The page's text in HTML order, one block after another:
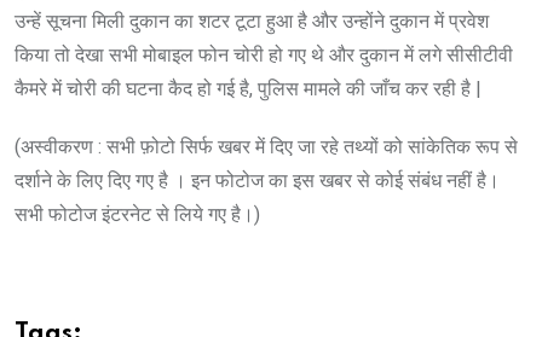
उन्हें सूचना मिली दुकान का शटर टूटा हुआ है और उन्होंने दुकान में प्रवेश
किया तो देखा सभी मोबाइल फोन चोरी हो गए थे और दुकान में लगे सीसीटीवी
कैमरे में चोरी की घटना कैद हो गई है, पुलिस मामले की जाँच कर रही है |
(अस्वीकरण : सभी फ़ोटो सिर्फ खबर में दिए जा रहे तथ्यों को सांकेतिक रूप से
दर्शाने के लिए दिए गए है । इन फोटोज का इस खबर से कोई संबंध नहीं है।
सभी फोटोज इंटरनेट से लिये गए है।)